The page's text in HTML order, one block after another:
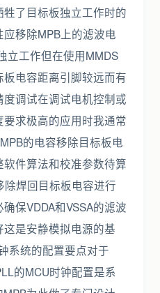
了目标板独立工作时的
移除MPB上的滤波电
立工作但在使用MMDS
电容距离引脚较远而有
调试在调试电机控制或
求极高的应用时我通常
的电容移除目标板电
件算法和校准参数待算
除焊回目标板电容进行
保VDDA和VSSA的滤波
是安静模拟电源的基
系统的配置要点对于
的MCU时钟配置是系